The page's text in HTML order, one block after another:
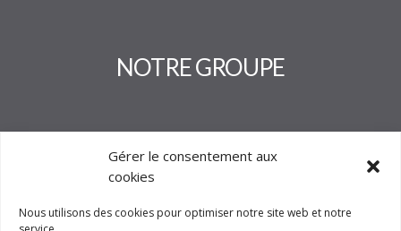
Gérer le consentement aux
cookies
Nous utilisons des cookies pour optimiser notre site web et notre
NOTRE GROUPE